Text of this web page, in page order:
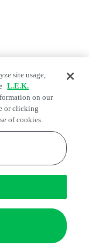
Consulting LLC
site usage,
L.E.K.
on our
or clicking
of cookies.